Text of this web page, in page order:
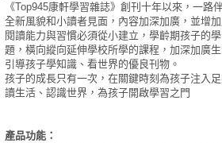
《Top945康軒學習雜誌》創刊十年以來，一
全新風貌和小讀者見面，內容加深加廣，並增
閱讀能力與習慣必須從小建立，學齡期孩子的
題，橫向縱向延伸學校所學的課程，加深加廣
引導孩子學知識、看世界的優良刊物。
孩子的成長只有一次，在關鍵時刻為孩子注入
讀生活、認識世界，為孩子開啟學習之門
產品功能：